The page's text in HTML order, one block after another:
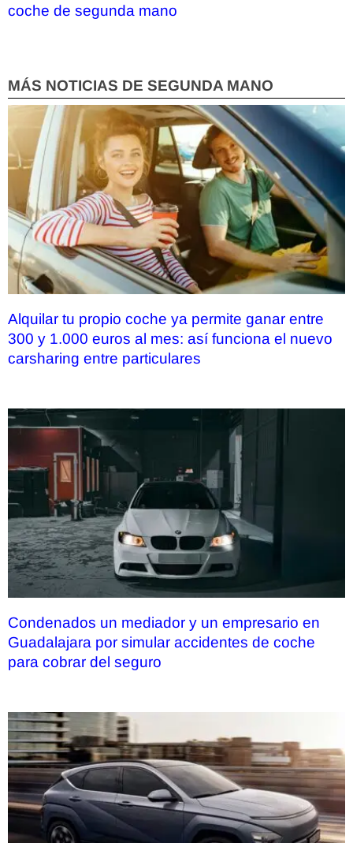
coche de segunda mano
MÁS NOTICIAS DE SEGUNDA MANO
Alquilar tu propio coche ya permite ganar entre
300 y 1.000 euros al mes: así funciona el nuevo
carsharing entre particulares
Condenados un mediador y un empresario en
Guadalajara por simular accidentes de coche
para cobrar del seguro